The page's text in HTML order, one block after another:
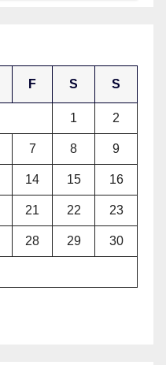
F S S
1 2
7 8 9
14 15 16
21 22 23
28 29 30